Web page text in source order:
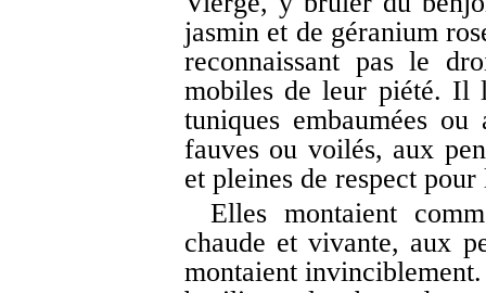
jasmin et de géranium
reconnaissant pas le
mobiles de leur piété. Il
tuniques embaumées
fauves ou voilés, aux
et pleines de respect
Elles montaient
chaude et vivante, aux
montaient